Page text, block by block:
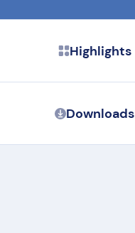
Highlights
Downloads